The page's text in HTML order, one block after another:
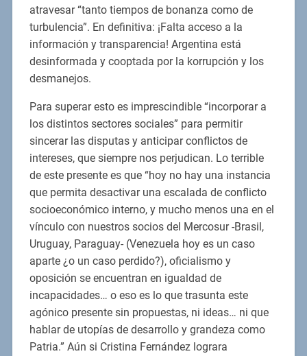
atravesar “tanto tiempos de bonanza como de
turbulencia”. En definitiva: ¡Falta acceso a la
información y transparencia! Argentina está
desinformada y cooptada por la korrupción y los
desmanejos.
Para superar esto es imprescindible “incorporar a
los distintos sectores sociales” para permitir
sincerar las disputas y anticipar conflictos de
intereses, que siempre nos perjudican. Lo terrible
de este presente es que “hoy no hay una instancia
que permita desactivar una escalada de conflicto
socioeconómico interno, y mucho menos una en el
vínculo con nuestros socios del Mercosur -Brasil,
Uruguay, Paraguay- (Venezuela hoy es un caso
aparte ¿o un caso perdido?), oficialismo y
oposición se encuentran en igualdad de
incapacidades… o eso es lo que trasunta este
agónico presente sin propuestas, ni ideas… ni que
hablar de utopías de desarrollo y grandeza como
Patria.” Aún si Cristina Fernández lograra